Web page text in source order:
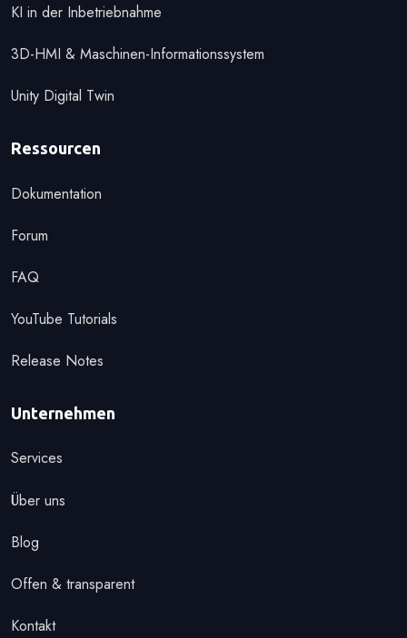
KI in der Inbetriebnahme
3D-HMI & Maschinen-Informationssystem
Unity Digital Twin
Ressourcen
Dokumentation
Forum
FAQ
YouTube Tutorials
Release Notes
Unternehmen
Services
Über uns
Blog
Offen & transparent
Kontakt